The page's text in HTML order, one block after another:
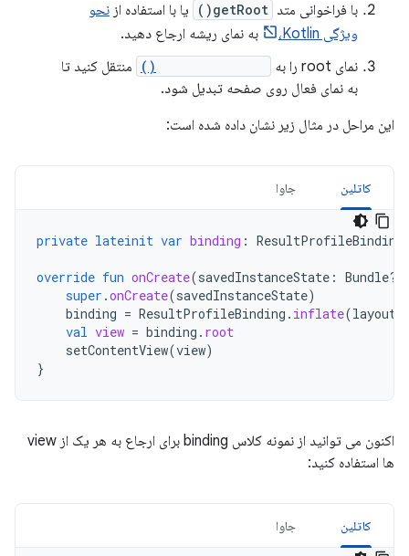
با فراخوانی متد getRoot() یا با استفاده از نحو
ویژگی Kotlin،
به نمای ریشه ارجاع دهید.
نمای root را به
منتقل کنید تا
به نمای فعال روی صفحه تبدیل شود.
این مراحل در مثال زیر نشان داده شده است:
کاتلین جاوا
private lateinit var binding : ResultProfileBinding
override fun onCreate(savedInstanceState : Bundle?)
super .onCreate(savedInstanceState)
binding = ResultProfileBinding . inflate(
val view = binding . root
setContentView(view)
}
اکنون می توانید از نمونه کلاس binding برای ارجاع به هر یک از view
ها استفاده کنید:
کاتلین جاوا